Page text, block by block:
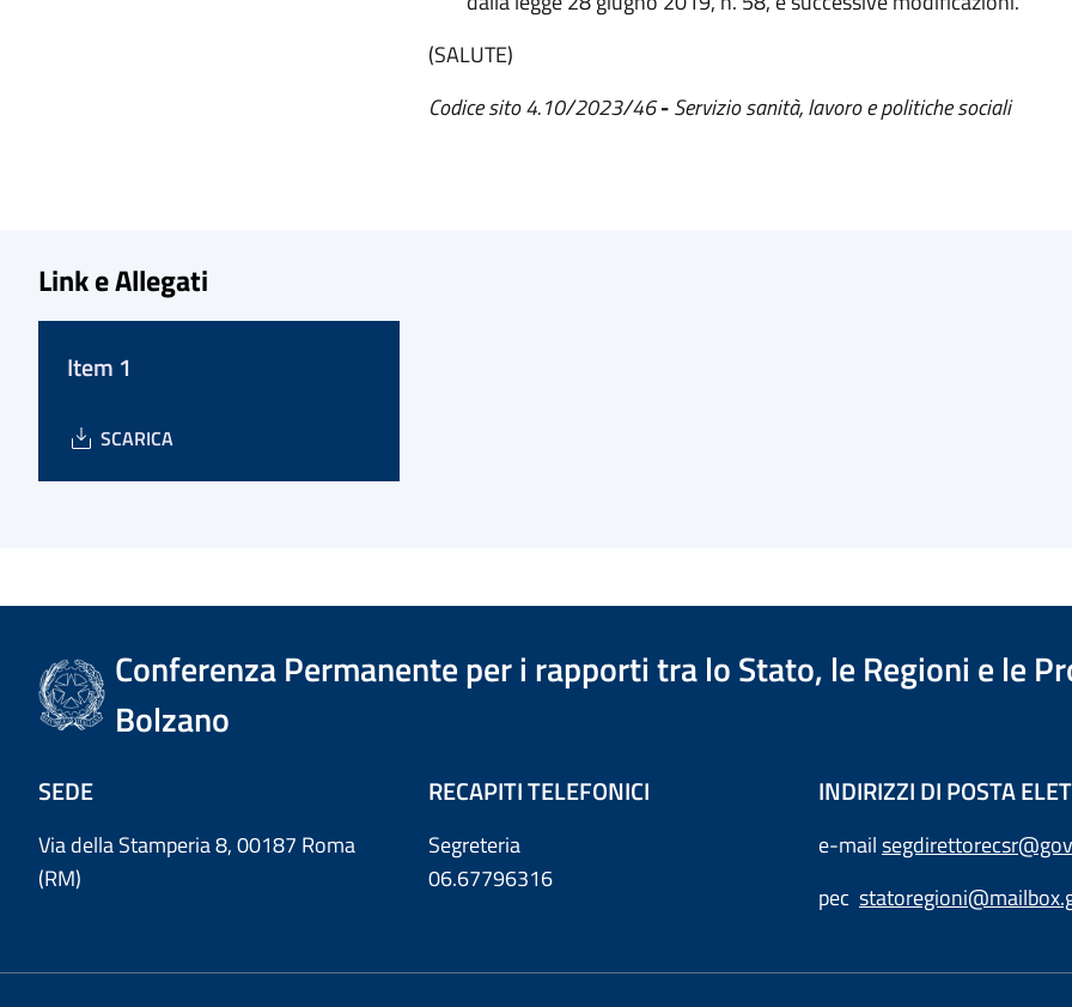
(SALUTE)
Codice sito 4.10/2023/46-Servizio sanità, lavoro e politiche sociali
Link e Allegati
Item 1
SCARICA
Conferenza Permanente per i rapporti tra lo Stato, le Regioni e le
Bolzano
SEDE
Via della Stamperia 8, 00187 Roma
(RM)
RECAPITI TELEFONICI
Segreteria
06.67796316
INDIRIZZI DI POSTA
e-mail
pec